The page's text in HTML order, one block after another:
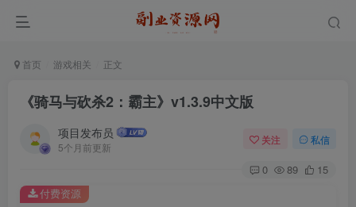
首页 游戏相关 正文
《骑马与砍杀2：霸主》v1.3.9中文版
项目发布员
5个月前更新
关注 私信
0 89 15
付费资源